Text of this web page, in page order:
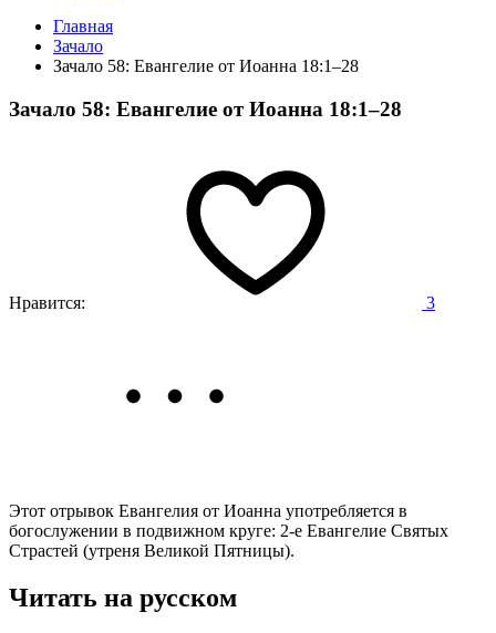
Главная
Зачало
Зачало 58: Евангелие от Иоанна 18:1–28
Зачало 58: Евангелие от Иоанна 18:1–28
Нравится: 3
Этот отрывок Евангелия от Иоанна употребляется в
богослужении в подвижном круге: 2-е Евангелие Святых
Страстей (утреня Великой Пятницы).
Читать на русском